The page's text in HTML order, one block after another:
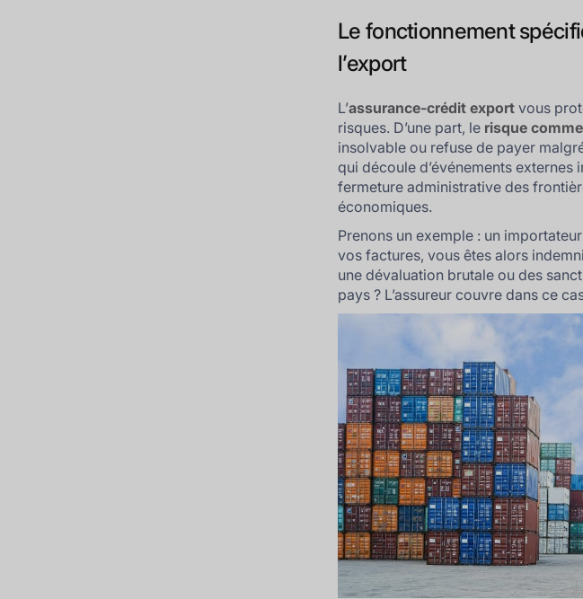
Le fonctionnement
l’export
L’assurance‑crédit export vous
risques. D’une part, le risque
insolvable ou refuse de payer
qui découle d’événements
fermeture administrative des
économiques.
Prenons un exemple : un
vos factures, vous êtes alors
une dévaluation brutale ou des
pays ? L’assureur couvre dans ce